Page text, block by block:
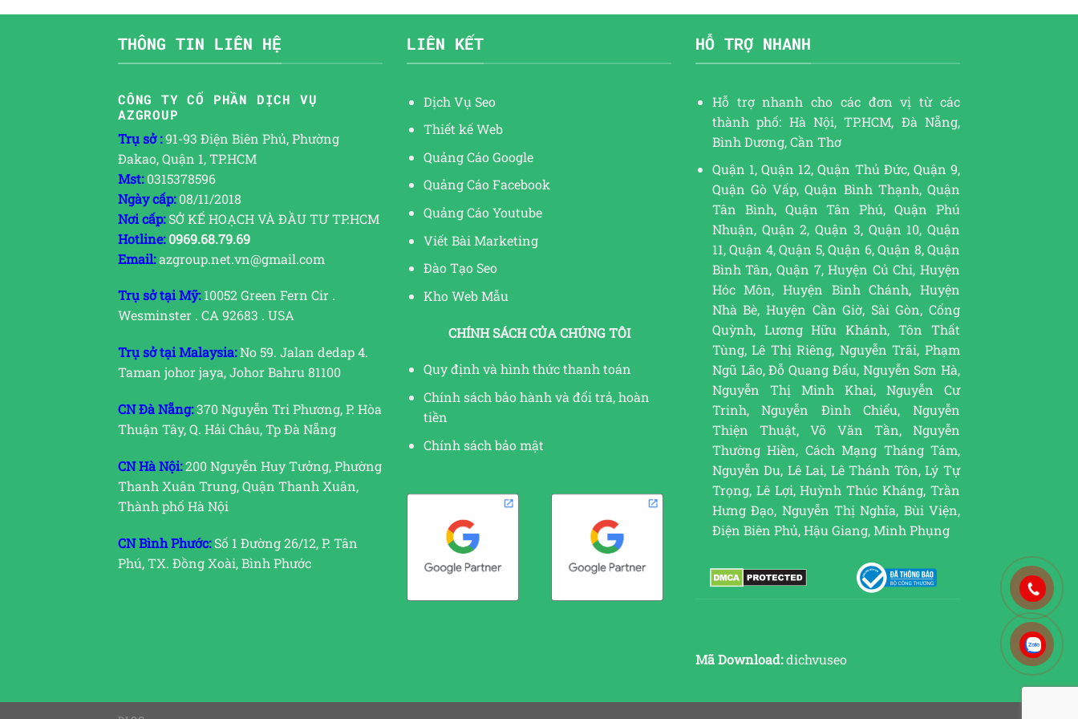
THÔNG TIN LIÊN HỆ
CÔNG TY CỔ PHẦN DỊCH VỤ
AZGROUP
Trụ sở :91-93 Điện Biên Phủ, Phường
Đakao, Quận 1, TP.HCM
Mst:0315378596
Ngày cấp:08/11/2018
Nơi cấp:SỞ KẾ HOẠCH VÀ ĐẦU TƯ TP.HCM
Hotline: 0969.68.79.69
Email:azgroup.net.vn@gmail.com
Trụ sở tại Mỹ:10052 Green Fern Cir .
Wesminster . CA 92683 . USA
Trụ sở tại Malaysia:No 59. Jalan dedap 4.
Taman johor jaya, Johor Bahru 81100
CN Đà Nẵng:370 Nguyễn Tri Phương, P. Hòa
Thuận Tây, Q. Hải Châu, Tp Đà Nẵng
CN Hà Nội:200 Nguyễn Huy Tưởng, Phường
Thanh Xuân Trung, Quận Thanh Xuân,
Thành phố Hà Nội
CN Bình Phước:Số 1 Đường 26/12, P. Tân
Phú, TX. Đồng Xoài, Bình Phước
LIÊN KẾT
Dịch Vụ Seo
Thiết kế Web
Quảng Cáo Google
Quảng Cáo Facebook
Quảng Cáo Youtube
Viết Bài Marketing
Đào Tạo Seo
Kho Web Mẫu
CHÍNH SÁCH CỦA CHÚNG TÔI
Quy định và hình thức thanh toán
Chính sách bảo hành và đổi trả, hoàn
tiền
Chính sách bảo mật
HỖ TRỢ NHANH
Hỗ trợ nhanh cho các đơn vị từ các
thành phố: Hà Nội, TP.HCM, Đà Nẵng,
Bình Dương, Cần Thơ
Quận 1, Quận 12, Quận Thủ Đức, Quận 9,
Quận Gò Vấp, Quận Bình Thạnh, Quận
Tân Bình, Quận Tân Phú, Quận Phú
Nhuận, Quận 2, Quận 3, Quận 10, Quận
11, Quận 4, Quận 5, Quận 6, Quận 8, Quận
Bình Tân, Quận 7, Huyện Củ Chi, Huyện
Hóc Môn, Huyện Bình Chánh, Huyện
Nhà Bè, Huyện Cần Giờ, Sài Gòn, Cống
Quỳnh, Lương Hữu Khánh, Tôn Thất
Tùng, Lê Thị Riêng, Nguyễn Trãi, Phạm
Ngũ Lão, Đỗ Quang Đẩu, Nguyễn Sơn Hà,
Nguyễn Thị Minh Khai, Nguyễn Cư
Trinh, Nguyễn Đình Chiểu, Nguyễn
Thiện Thuật, Võ Văn Tần, Nguyễn
Thường Hiền, Cách Mạng Tháng Tám,
Nguyễn Du, Lê Lai, Lê Thánh Tôn, Lý Tự
Trọng, Lê Lợi, Huỳnh Thúc Kháng, Trần
Hưng Đạo, Nguyễn Thị Nghĩa, Bùi Viện,
Điện Biên Phủ, Hậu Giang, Minh Phụng
Mã Download:dichvuseo